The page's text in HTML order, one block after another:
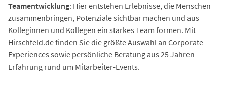
Teamentwicklung: Hier entstehen Erlebnisse, die Menschen
zusammenbringen, Potenziale sichtbar machen und aus
Kolleginnen und Kollegen ein starkes Team formen. Mit
Hirschfeld.de finden Sie die größte Auswahl an Corporate
Experiences sowie persönliche Beratung aus 25 Jahren
Erfahrung rund um Mitarbeiter-Events.